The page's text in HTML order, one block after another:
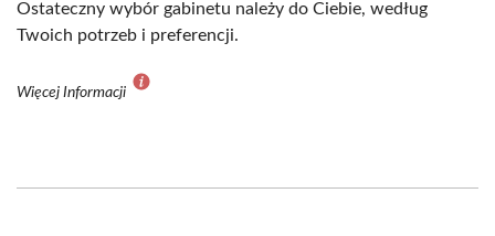
Ostateczny wybór gabinetu należy do Ciebie, według
Twoich potrzeb i preferencji.
Więcej Informacji